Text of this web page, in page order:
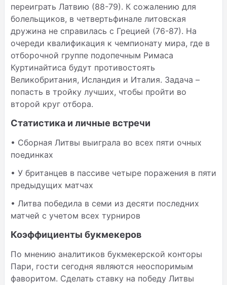
переиграть Латвию (88-79). К сожалению для
болельщиков, в четвертьфинале литовская
дружина не справилась с Грецией (76-87). На
очереди квалификация к чемпионату мира, где в
отборочной группе подопечным Римаса
Куртинайтиса будут противостоять
Великобритания, Исландия и Италия. Задача –
попасть в тройку лучших, чтобы пройти во
второй круг отбора.
Статистика и личные встречи
• Сборная Литвы выиграла во всех пяти очных
поединках
• У британцев в пассиве четыре поражения в пяти
предыдущих матчах
• Литва победила в семи из десяти последних
матчей с учетом всех турниров
Коэффициенты букмекеров
По мнению аналитиков букмекерской конторы
Пари, гости сегодня являются неоспоримым
фаворитом. Сделать ставку на победу Литвы